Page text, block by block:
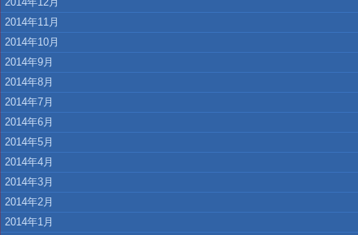
2014年11月
2014年10月
2014年9月
2014年8月
2014年7月
2014年6月
2014年5月
2014年4月
2014年3月
2014年2月
2014年1月